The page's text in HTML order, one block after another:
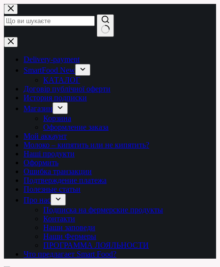
Перейти
до
вмісту
Немає
результатів
Delivery-payment
SmartFood New
КАТАЛОГ
Договір публічної оферти
История подписки
Магазин
Корзина
Оформление заказа
Мой аккаунт
Молоко – кипятить или не кипятить?
Наші продукти
Оформить
Ошибка транзакции
Подтверждение платежа
Полезные статьи
Про нас
Подписка на фермерские продукты
Контакти
Наши заповеди
Наши Фермеры
ПРОГРАММА ЛОЯЛЬНОСТИ
Что предлагает Smart Food?